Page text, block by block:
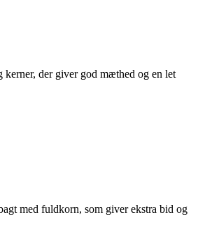
kerner, der giver god mæthed og en let
med fuldkorn, som giver ekstra bid og